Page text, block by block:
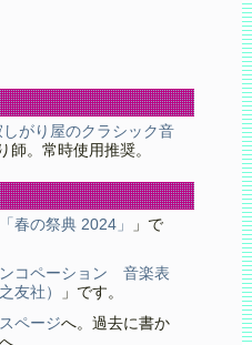
がり屋のクラシック音
師。常時使用推奨。
春の祭典 2024」
」で
ンコペーション 音楽表
友社）
」です。
ページへ。過去に書か